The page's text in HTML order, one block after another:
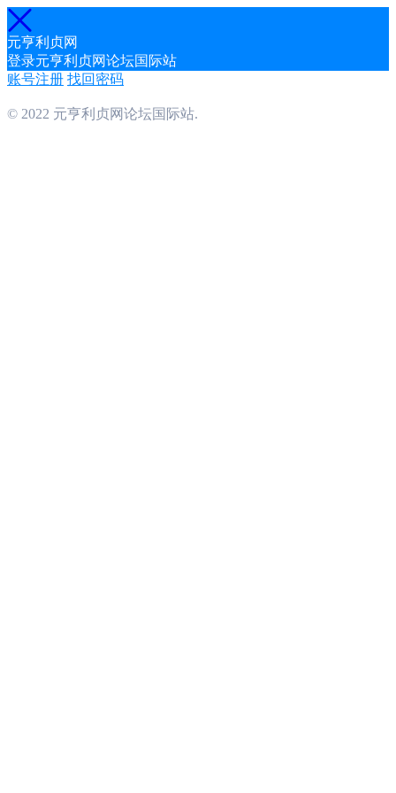
元亨利贞网
登录元亨利贞网论坛国际站
账号注册 找回密码
© 2022 元亨利贞网论坛国际站.